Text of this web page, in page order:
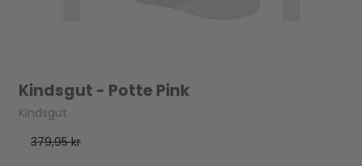
Kindsgut - Potte Pink
Kindsgut
379,95 kr